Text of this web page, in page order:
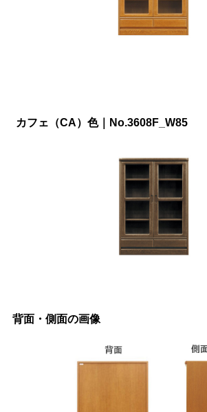
カフェ（CA）色｜No.3608F_W85
背面・側面の画像